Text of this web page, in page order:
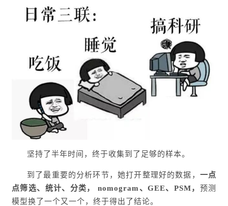
坚持了半年时间，终于收集到了足够的样本。
到了最重要的分析环节，她打开整理好的数据， 一点
点筛选、统计、分类， nomogram、GEE、PSM， 预测
模型换了一个又一个，终于得出了结论。